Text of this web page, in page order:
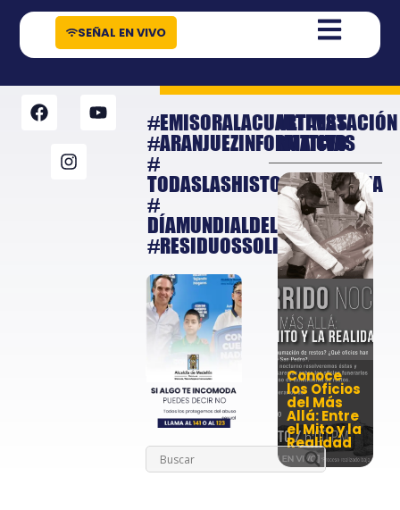
contenido
SEÑAL EN VIVO
#EMISORALACUARTAESTACIÓN
#ARANJUEZINFORMATIVO
#
TODASLASHISTORIASCUENTA
#
DÍAMUNDIALDELRECICLAJE
#RESIDUOSSOLIDOS
ULTIMAS
NOTICIAS
Conoce
los Oficios
del Más
Allá: Entre
el Mito y la
Realidad